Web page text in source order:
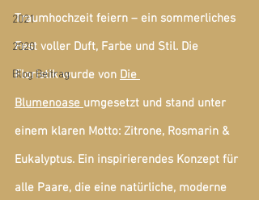
2021
2020
Blog Beitrag
Traumhochzeit feiern – ein sommerliches
Fest voller Duft, Farbe und Stil. Die
Floristik wurde von Die
Blumenoase umgesetzt und stand unter
einem klaren Motto: Zitrone, Rosmarin &
Eukalyptus. Ein inspirierendes Konzept für
alle Paare, die eine natürliche, moderne